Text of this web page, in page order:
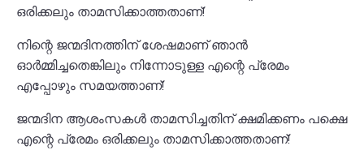
ഒരിക്കലും താമസിക്കാത്തതാണ്!
നിന്റെ ജന്മദിനത്തിന് ശേഷമാണ് ഞാൻ
ഓർമ്മിച്ചതെങ്കിലും നിന്നോടുള്ള എന്റെ പ്രേമം
എപ്പോഴും സമയത്താണ്!
ജന്മദിന ആശംസകൾ താമസിച്ചതിന് ക്ഷമിക്കണം പക്ഷെ
എന്റെ പ്രേമം ഒരിക്കലും താമസിക്കാത്തതാണ്!